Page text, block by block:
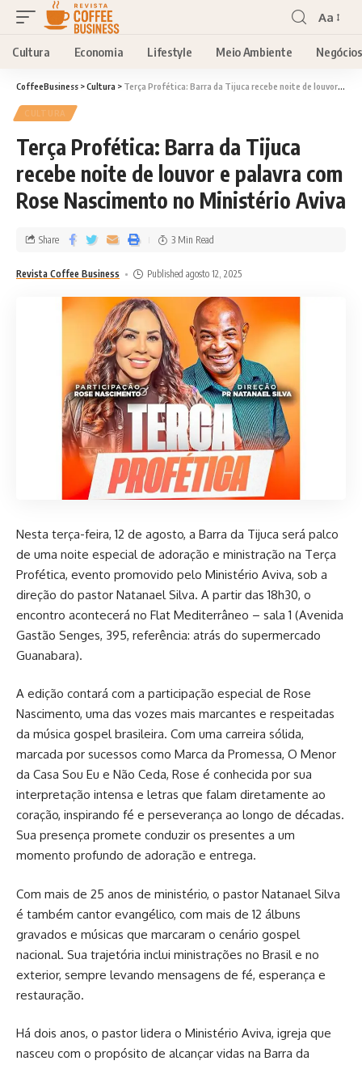
Aa
Cultura Economia Lifestyle Meio Ambiente Negócios
CoffeeBusiness >Cultura > Terça Profética: Barra da Tijuca recebe noite de louvor e palavra com Rose Nascimento no Ministério Aviva
CULTURA
Terça Profética: Barra da Tijuca
recebe noite de louvor e palavra com
Rose Nascimento no Ministério Aviva
Revista Coffee Business Published agosto 12, 2025
Share 3 Min Read
Nesta terça-feira, 12 de agosto, a Barra da Tijuca será palco
de uma noite especial de adoração e ministração na Terça
Profética, evento promovido pelo Ministério Aviva, sob a
direção do pastor Natanael Silva. A partir das 18h30, o
encontro acontecerá no Flat Mediterrâneo – sala 1 (Avenida
Gastão Senges, 395, referência: atrás do supermercado
Guanabara).
A edição contará com a participação especial de Rose
Nascimento, uma das vozes mais marcantes e respeitadas
da música gospel brasileira. Com uma carreira sólida,
marcada por sucessos como Marca da Promessa, O Menor
da Casa Sou Eu e Não Ceda, Rose é conhecida por sua
interpretação intensa e letras que falam diretamente ao
coração, inspirando fé e perseverança ao longo de décadas.
Sua presença promete conduzir os presentes a um
momento profundo de adoração e entrega.
Com mais de 25 anos de ministério, o pastor Natanael Silva
é também cantor evangélico, com mais de 12 álbuns
gravados e músicas que marcaram o cenário gospel
nacional. Sua trajetória inclui ministrações no Brasil e no
exterior, sempre levando mensagens de fé, esperança e
restauração.
Há dois anos, o pastor lidera o Ministério Aviva, igreja que
nasceu com o propósito de alcançar vidas na Barra da